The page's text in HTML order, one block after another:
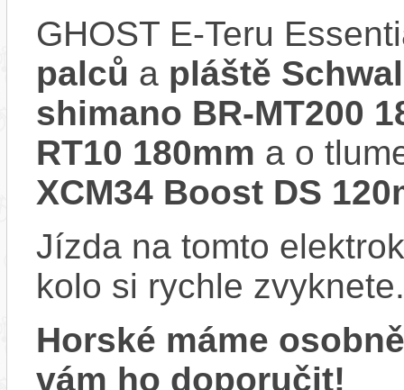
GHOST E-Teru
palců a pláště
shimano BR-MT200
RT10 180mm a o
XCM34 Boost DS
Jízda na tomto
kolo si rychle zvyknete.
Horské máme
vám ho doporučit!